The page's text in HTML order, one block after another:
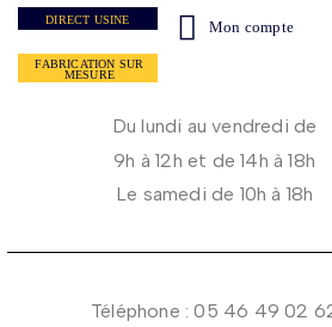
DIRECT USINE
FABRICATION SUR
MESURE
Mon compte
Du lundi au vendredi de
9h à 12h et de 14h à 18h
Le samedi de 10h à 18h
Téléphone : 05 46 49 02